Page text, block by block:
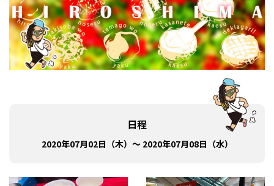
日程
2020年07月02日（木）～ 2020年07月08日（水）